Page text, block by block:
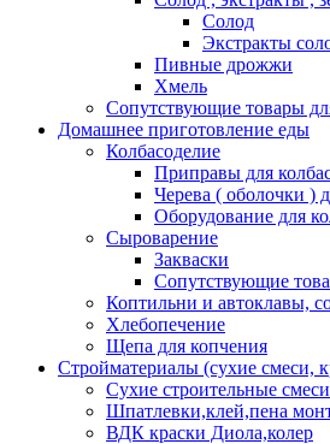
Солод
Экстракты
Пивные дрожжи
Хмель
Сопутствующие товары
Домашнее приготовление еды
Колбасоделие
Приправы для
Черева ( оболочки )
Оборудование для
Сыроварение
Закваски
Сопутствующие
Коптильни и автоклавы,
Хлебопечение
Щепа для копчения
Стройматериалы (сухие смеси,
Сухие строительные смеси
Шпатлевки,клей,пена
ВДК краски Диола,колер